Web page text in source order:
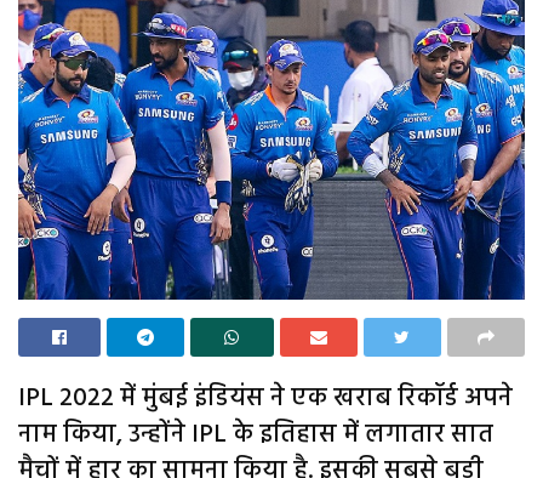
IPL 2022 में मुंबई इंडियंस ने एक खराब रिकॉर्ड अपने
नाम किया, उन्होंने IPL के इतिहास में लगातार सात